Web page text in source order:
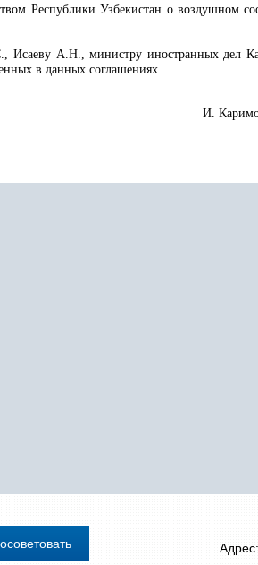
Республики Узбекистан о воздушном
Исаеву А.Н., министру иностранных дел
в данных соглашениях.
И.